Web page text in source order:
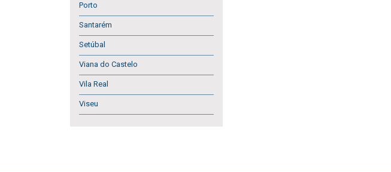
Porto
Santarém
Setúbal
Viana do Castelo
Vila Real
Viseu